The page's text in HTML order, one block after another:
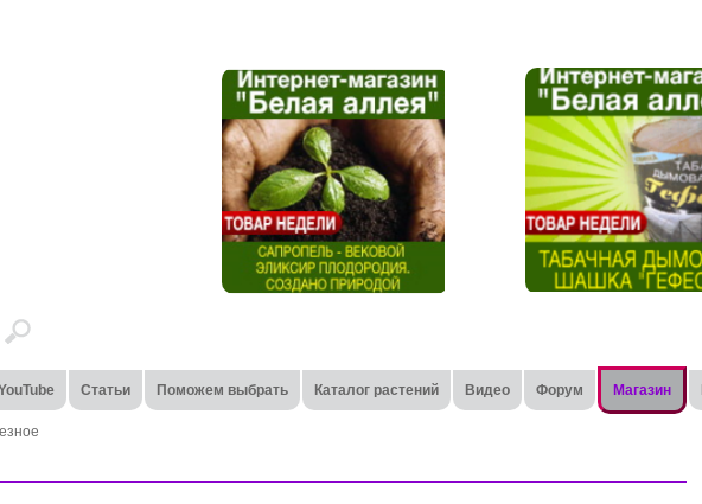
Статьи Поможем выбрать Каталог растений Видео Форум Магазин